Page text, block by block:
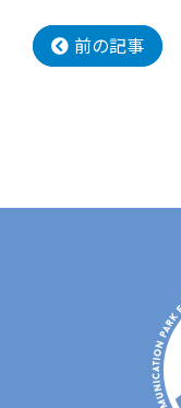
前の記事